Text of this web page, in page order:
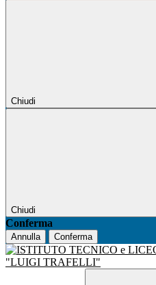
Chiudi
Chiudi
Conferma
Annulla Conferma